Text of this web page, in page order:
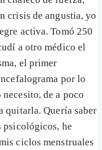
crisis de angustia, yo
activa. Tomó 250
a otro médico el
el primer
por lo
de a poco
quitarla. Quería saber
psicológicos, he
ciclos menstruales